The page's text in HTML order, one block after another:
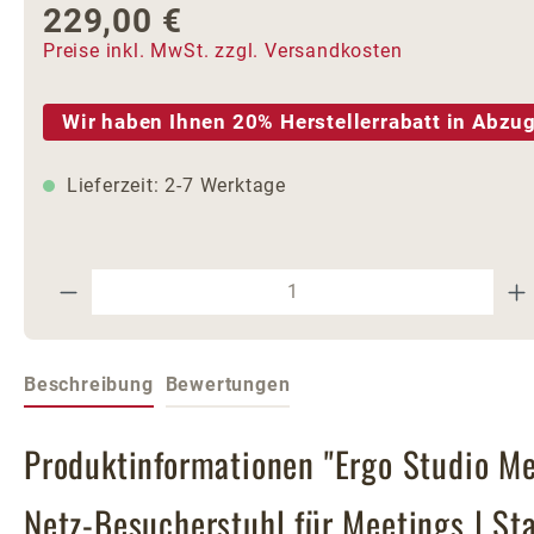
Regulärer Preis:
229,00 €
Preise inkl. MwSt. zzgl. Versandkosten
Wir haben Ihnen 20% Herstellerrabatt in
Lieferzeit: 2-7 Werktage
Produkt Anzahl: Gib den
Beschreibung Bewertungen
Produktinformationen "Ergo Studio
Netz-Besucherstuhl für Meetings |